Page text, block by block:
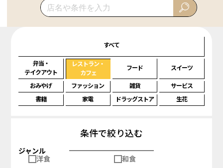
すべて
弁当・
テイクアウト
レストラン・
カフェ
フード スイーツ
おみやげ ファッション 雑貨
サービス
書籍
家電 ドラッグストア 生花
条件で絞り込む
ジャンル
洋食
和食